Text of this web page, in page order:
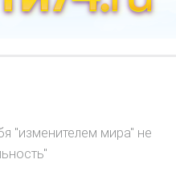
"изменителем мира" не